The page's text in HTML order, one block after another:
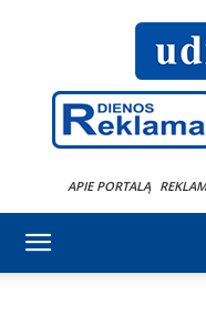
APIE PORTALĄ